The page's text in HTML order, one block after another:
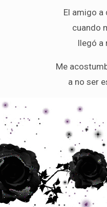
El amigo a
cuando
llegó a
Me
a no ser